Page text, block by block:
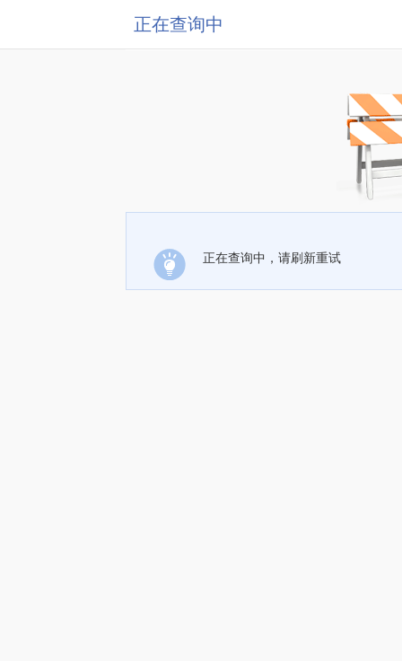
正在查询中
正在查询中，请刷新重试